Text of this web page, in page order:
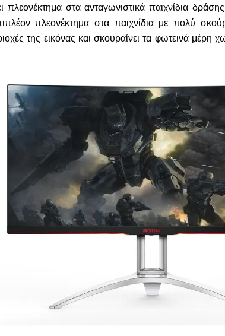
πλεονέκτημα στα ανταγωνιστικά παιχνίδια
πλεονέκτημα στα παιχνίδια με πολύ
της εικόνας και σκουραίνει τα φωτεινά μέρη